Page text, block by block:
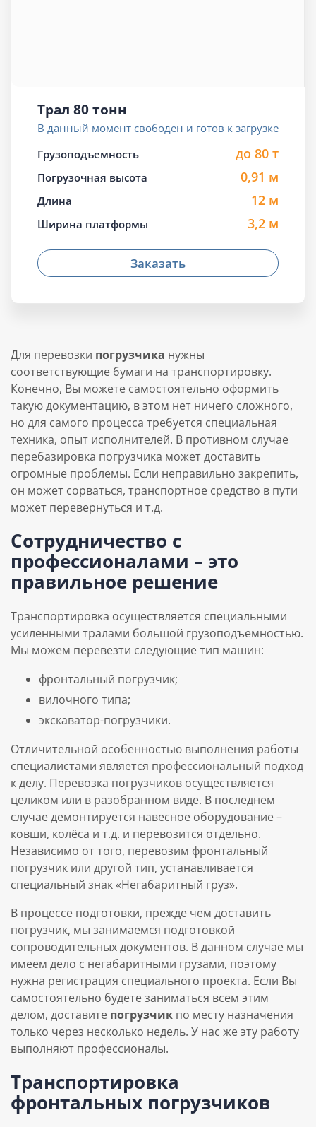
Трал 80 тонн
В данный момент свободен и готов к загрузке
Грузоподъемность
до 80 т
Погрузочная высота 0,91 м
Длина 12 м
Ширина платформы 3,2 м
Заказать
Для перевозки погрузчика нужны
соответствующие бумаги на транспортировку.
Конечно, Вы можете самостоятельно оформить
такую документацию, в этом нет ничего сложного,
но для самого процесса требуется специальная
техника, опыт исполнителей. В противном случае
перебазировка погрузчика может доставить
огромные проблемы. Если неправильно закрепить,
он может сорваться, транспортное средство в пути
может перевернуться и т.д.
Сотрудничество с
профессионалами – это
правильное решение
Транспортировка осуществляется специальными
усиленными тралами большой грузоподъемностью.
Мы можем перевезти следующие тип машин:
фронтальный погрузчик;
вилочного типа;
экскаватор-погрузчики.
Отличительной особенностью выполнения работы
специалистами является профессиональный подход
к делу. Перевозка погрузчиков осуществляется
целиком или в разобранном виде. В последнем
случае демонтируется навесное оборудование –
ковши, колёса и т.д. и перевозится отдельно.
Независимо от того, перевозим фронтальный
погрузчик или другой тип, устанавливается
специальный знак «Негабаритный груз».
В процессе подготовки, прежде чем доставить
погрузчик, мы занимаемся подготовкой
сопроводительных документов. В данном случае мы
имеем дело с негабаритными грузами, поэтому
нужна регистрация специального проекта. Если Вы
самостоятельно будете заниматься всем этим
делом, доставите погрузчик по месту назначения
только через несколько недель. У нас же эту работу
выполняют профессионалы.
Транспортировка
фронтальных погрузчиков